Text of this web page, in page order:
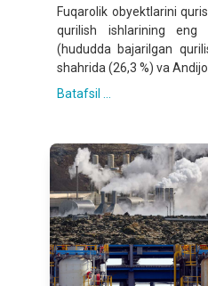
Fuqarolik obyektlarini
qurilish ishlarining eng
(hududda bajarilgan
shahrida (26,3 %) va
Batafsil ...